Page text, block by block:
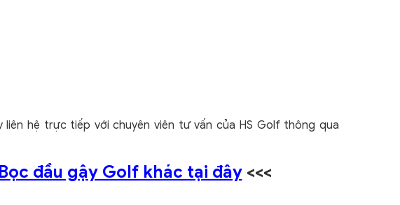
hệ trực tiếp với chuyên viên tư vấn của HS Golf thông qua
đầu gậy Golf khác tại đây<<<